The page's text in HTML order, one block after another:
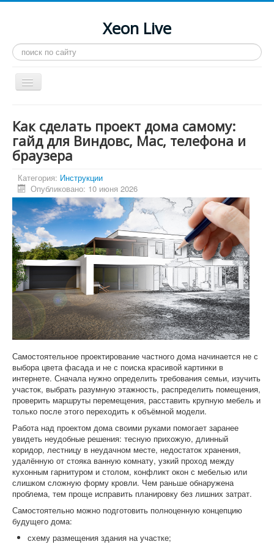
Xeon Live
Искать...
Toggle
Navigation
LGA 2011-3
LGA 2011
Процессоры
Инструкции
Рейтинги
Конференция
Системные программы
Софт
Как сделать проект дома самому:
гайд для Виндовс, Mac, телефона и
браузера
Категория: Инструкции
Опубликовано: 10 июня 2026
Самостоятельное проектирование частного дома начинается не с
выбора цвета фасада и не с поиска красивой картинки в
интернете. Сначала нужно определить требования семьи, изучить
участок, выбрать разумную этажность, распределить помещения,
проверить маршруты перемещения, расставить крупную мебель и
только после этого переходить к объёмной модели.
Работа над проектом дома своими руками помогает заранее
увидеть неудобные решения: тесную прихожую, длинный
коридор, лестницу в неудачном месте, недостаток хранения,
удалённую от стояка ванную комнату, узкий проход между
кухонным гарнитуром и столом, конфликт окон с мебелью или
слишком сложную форму кровли. Чем раньше обнаружена
проблема, тем проще исправить планировку без лишних затрат.
Самостоятельно можно подготовить полноценную концепцию
будущего дома:
схему размещения здания на участке;